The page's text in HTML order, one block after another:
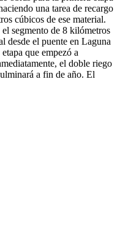
una tarea de recargo
cúbicos de ese material.
segmento de 8 kilómetros
desde el puente en Laguna
que empezó a
el doble riego
a fin de año. El